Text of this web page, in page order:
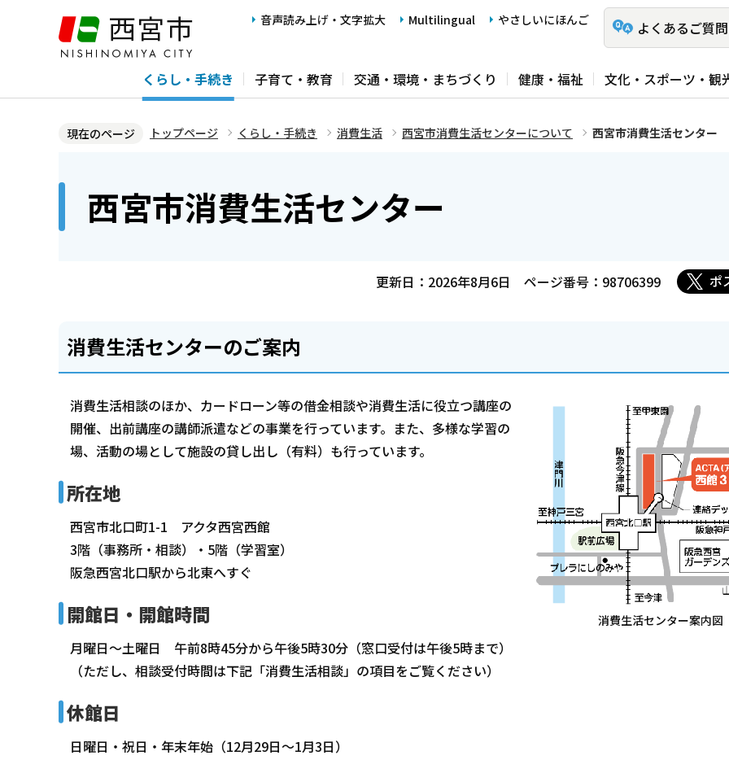
ジ
音声読み上げ・文字拡大 Multilingual やさしいにほんご よくあるご質問
くらし・手続き 子育て・教育 交通・環境・まちづくり 健康・福祉 文化・スポーツ・観
現在のページ トップページ くらし・手続き 消費生活 西宮市消費生活センターについて 西宮市消費生活センター
西宮市消費生活センター
更新日：2026年8月6日 ページ番号：98706399 ポ
消費生活センターのご案内
消費生活センター案内図
消費生活相談のほか、カードローン等の借金相談や消費生活に役立つ講座の
開催、出前講座の講師派遣などの事業を行っています。また、多様な学習の
場、活動の場として施設の貸し出し（有料）も行っています。
所在地
西宮市北口町1-1 アクタ西宮西館
3階（事務所・相談）・5階（学習室）
阪急西宮北口駅から北東へすぐ
開館日・開館時間
月曜日～土曜日 午前8時45分から午後5時30分（窓口受付は午後5時まで）
（ただし、相談受付時間は下記「消費生活相談」の項目をご覧ください）
休館日
日曜日・祝日・年末年始（12月29日～1月3日）